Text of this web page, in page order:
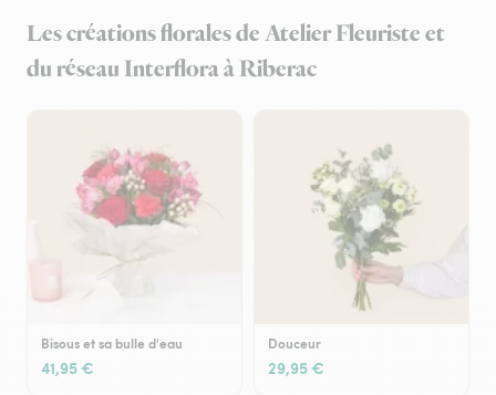
Les créations florales de Atelier Fleuriste et
du réseau Interflora à Riberac
Bisous et sa bulle d'eau
41,95 €
Douceur
29,95 €